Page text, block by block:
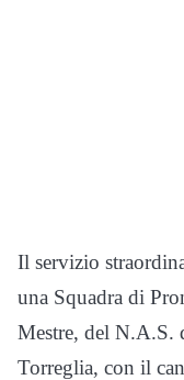
Il servizio
una Squadra di
Mestre, del N.A.S.
Torreglia, con il